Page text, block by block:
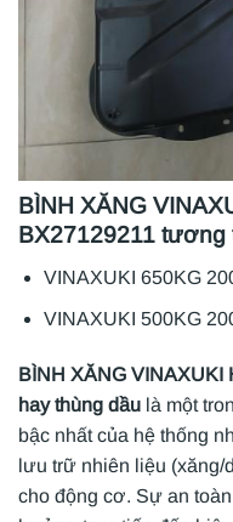
BÌNH XĂNG
BX27129211 tương
VINAXUKI 650KG
VINAXUKI 500KG
BÌNH XĂNG VINAXUKI
hay thùng dầu là một
bậc nhất của hệ thống
lưu trữ nhiên liệu (xăng/
cho động cơ. Sự an